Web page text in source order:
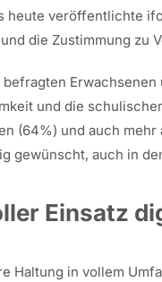
heute veröffentlichte
die Zustimmung zu
und die
(64%) und auch
gewünscht, auch in
Einsatz
Haltung in vollem